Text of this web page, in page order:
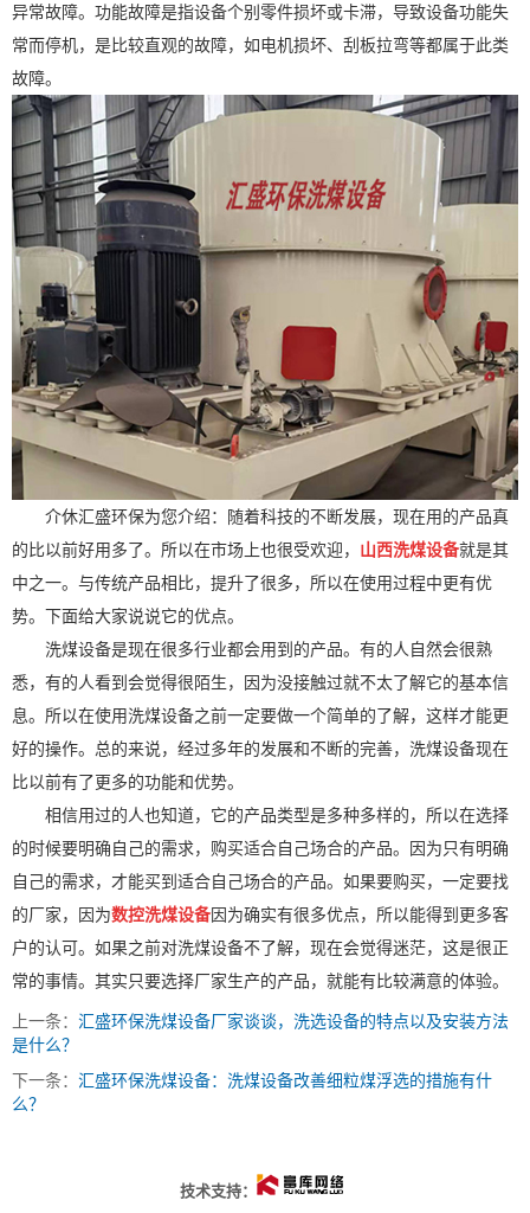
异常故障。功能故障是指设备个别零件损坏或卡滞，导致设备功能失
常而停机，是比较直观的故障，如电机损坏、刮板拉弯等都属于此类
故障。
介休汇盛环保为您介绍：随着科技的不断发展，现在用的产品真
的比以前好用多了。所以在市场上也很受欢迎， 山西洗煤设备就是其
中之一。与传统产品相比，提升了很多，所以在使用过程中更有优
势。下面给大家说说它的优点。
洗煤设备是现在很多行业都会用到的产品。有的人自然会很熟
悉，有的人看到会觉得很陌生，因为没接触过就不太了解它的基本信
息。所以在使用洗煤设备之前一定要做一个简单的了解，这样才能更
好的操作。 总的来说，经过多年的发展和不断的完善，洗煤设备现在
比以前有了更多的功能和优势。
相信用过的人也知道，它的产品类型是多种多样的，所以在选择
的时候要明确自己的需求，购买适合自己场合的产品。因为只有明确
自己的需求，才能买到适合自己场合的产品。如果要购买，一定要找
的厂家，因为数控洗煤设备因为确实有很多优点，所以能得到更多客
户的认可。如果之前对洗煤设备不了解，现在会觉得迷茫，这是很正
常的事情。其实只要选择厂家生产的产品，就能有比较满意的体验。
上一条： 汇盛环保洗煤设备厂家谈谈，洗选设备的特点以及安装方法
是什么？
下一条： 汇盛环保洗煤设备：洗煤设备改善细粒煤浮选的措施有什
么？
技术支持：